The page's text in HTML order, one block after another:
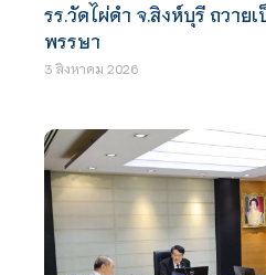
รร.วัดไผ่ดำ จ.สิงห์บุรี ถวาย
พรรษา
3 สิงหาคม 2026